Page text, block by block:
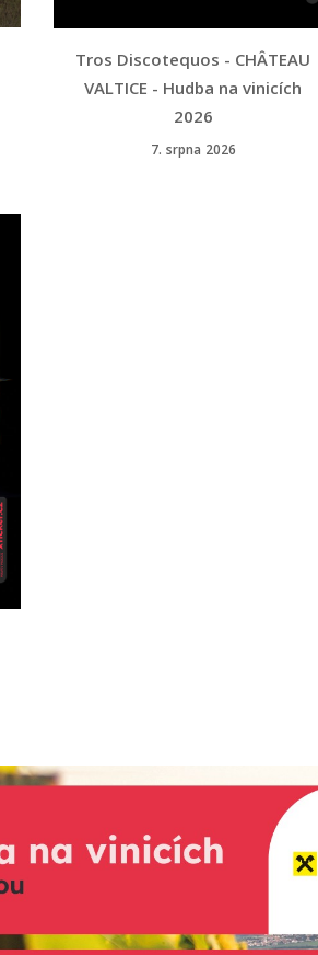
Tros Discotequos - CHÂTEAU
VALTICE - Hudba na vinicích
2026
7. srpna 2026